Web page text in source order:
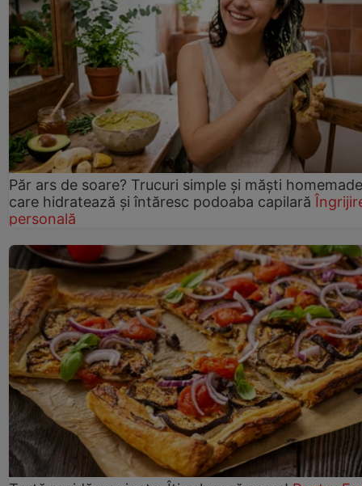
Păr ars de soare? Trucuri simple și măști homemade
care hidratează și întăresc podoaba capilară
personală